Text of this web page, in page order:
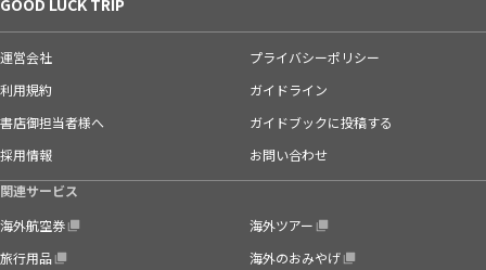
運営会社
プライバシーポリシー
利用規約
ガイドライン
書店御担当者様へ
ガイドブックに投稿する
採用情報
お問い合わせ
関連サービス
海外航空券
海外ツアー
旅行用品
海外のおみやげ